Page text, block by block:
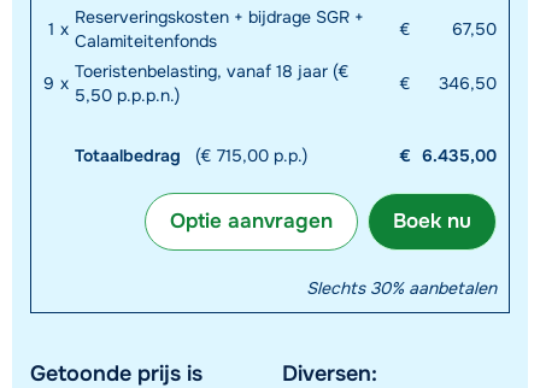
1 x
Reserveringskosten + bijdrage SGR +
Calamiteitenfonds
€ 67,50
9 x
Toeristenbelasting, vanaf 18 jaar (€
5,50 p.p.p.n.)
€ 346,50
Totaalbedrag (€ 715,00 p.p.) € 6.435,00
Boek nu
Optie aanvragen
Slechts 30% aanbetalen
Getoonde prijs is
Diversen: